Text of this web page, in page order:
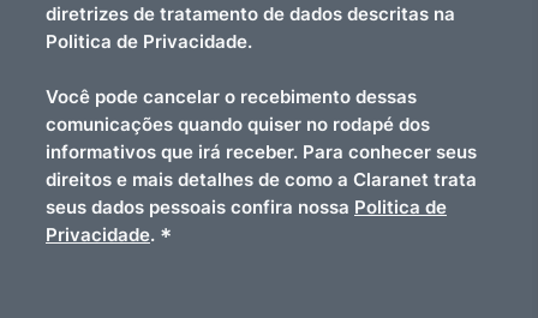
diretrizes de tratamento de dados descritas na
Politica de Privacidade.
Você pode cancelar o recebimento dessas
comunicações quando quiser no rodapé dos
informativos que irá receber. Para conhecer seus
direitos e mais detalhes de como a Claranet trata
seus dados pessoais confira nossa Politica de
Privacidade. *